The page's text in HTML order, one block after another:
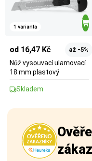
1 varianta
od 16,47 Kč až -5%
Nůž vysouvací ulamovací
18 mm plastový
Skladem